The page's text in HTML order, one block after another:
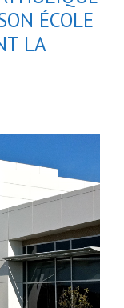
ÉCOLE
LA